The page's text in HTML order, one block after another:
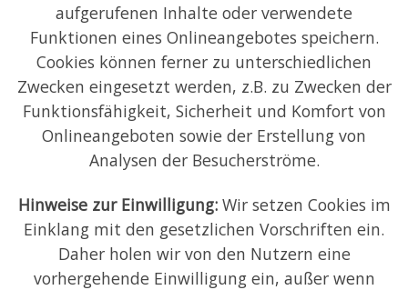
aufgerufenen Inhalte oder verwendete
Funktionen eines Onlineangebotes speichern.
Cookies können ferner zu unterschiedlichen
Zwecken eingesetzt werden, z.B. zu Zwecken der
Funktionsfähigkeit, Sicherheit und Komfort von
Onlineangeboten sowie der Erstellung von
Analysen der Besucherströme.
Hinweise zur Einwilligung: Wir setzen Cookies im
Einklang mit den gesetzlichen Vorschriften ein.
Daher holen wir von den Nutzern eine
vorhergehende Einwilligung ein, außer wenn